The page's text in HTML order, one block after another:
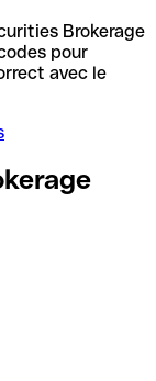
Brokerage
pour
avec le